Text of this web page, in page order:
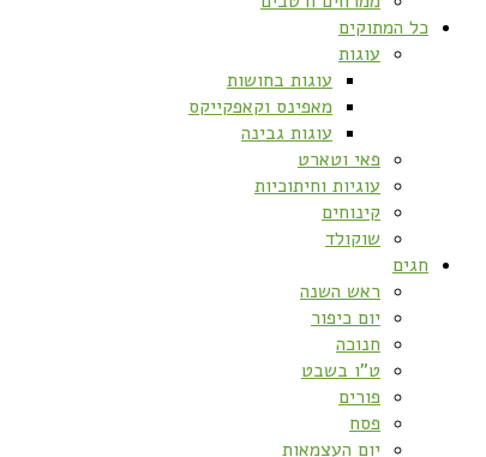
כל המתוקים
עוגות
עוגות בחושות
מאפינס וקאפקייקס
עוגות גבינה
פאי וטארט
עוגיות וחיתוכיות
קינוחים
שוקולד
חגים
ראש השנה
יום כיפור
חנוכה
ט”ו בשבט
פורים
פסח
יום העצמאות